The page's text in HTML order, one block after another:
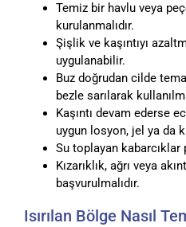
Temiz bir havlu veya
kurulanmalıdır.
Şişlik ve kaşıntıyı
uygulanabilir.
Buz doğrudan cilde
bezle sarılarak
Kaşıntı devam ederse
uygun losyon, jel ya da
Su toplayan kabarcıklar
Kızarıklık, ağrı veya
başvurulmalıdır.
Isırılan Bölge Nasıl